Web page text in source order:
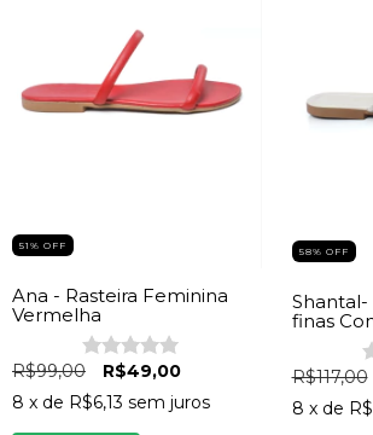
51 % OFF
Ana - Rasteira Feminina
Vermelha
R$99,00
R$49,00
8 x de R$6,13 sem juros
58% OFF
Shantal-
finas
R$117,00
8 x de